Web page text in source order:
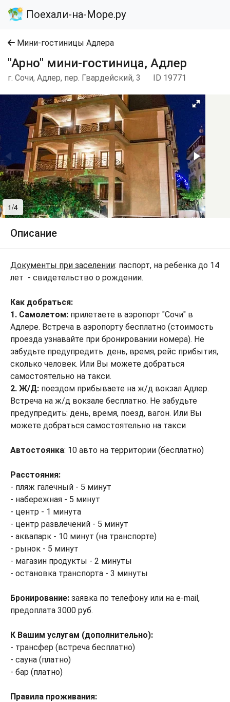
Поехали-на-Море.ру
Мини-гостиницы Адлера
"Арно" мини-гостиница, Адлер
г. Сочи, Адлер, пер. Гвардейский, 3 ID 19771
1/4
Описание
Документы при заселении: паспорт, на ребенка до 14
лет - свидетельство о рождении.
Как добраться:
1. Самолетом: прилетаете в аэропорт "Сочи" в
Адлере. Встреча в аэропорту бесплатно (стоимость
проезда узнавайте при бронировании номера). Не
забудьте предупредить: день, время, рейс прибытия,
сколько человек. Или Вы можете добраться
самостоятельно на такси.
2. Ж/Д: поездом прибываете на ж/д вокзал Адлер.
Встреча на ж/д вокзале бесплатно. Не забудьте
предупредить: день, время, поезд, вагон. Или Вы
можете добраться самостоятельно на такси
Автостоянка: 10 авто на территории (бесплатно)
Расстояния:
- пляж галечный - 5 минут
- набережная - 5 минут
- центр - 1 минута
- центр развлечений - 5 минут
- аквапарк - 10 минут (на транспорте)
- рынок - 5 минут
- магазин продукты - 2 минуты
- остановка транспорта - 3 минуты
Бронирование: заявка по телефону или на e-mail,
предоплата 3000 руб.
К Вашим услугам (дополнительно):
- трансфер (встреча бесплатно)
- сауна (платно)
- бар (платно)
Правила проживания: